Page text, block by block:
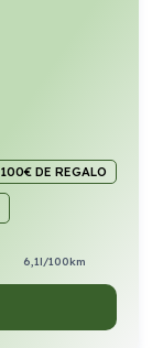
100€ DE REGALO
6,1l/100km